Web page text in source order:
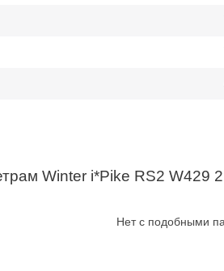
Winter i*Pike RS2 W429
Нет с подобными